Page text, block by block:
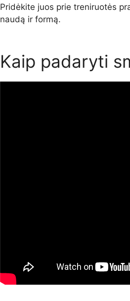
Pridėkite juos prie treniruotės
naudą ir formą.
Kaip padaryti